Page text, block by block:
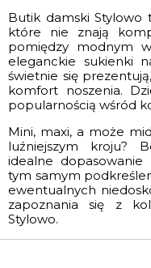
Butik damski Stylowo
które nie znają
pomiędzy modnym
eleganckie sukienki
świetnie się
komfort noszenia.
popularnością wśród
Mini, maxi, a może
luźniejszym kroju?
idealne
tym samym
ewentualnych
zapoznania się z
Stylowo.